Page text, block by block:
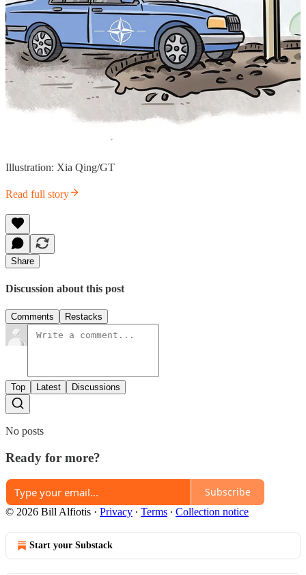
Illustration: Xia Qing/GT
Read full story
Share
Discussion about this post
Comments Restacks
Top Latest Discussions
No posts
Ready for more?
Subscribe
© 2026 Bill Alfiotis · Privacy ∙ Terms ∙ Collection notice
Start your Substack